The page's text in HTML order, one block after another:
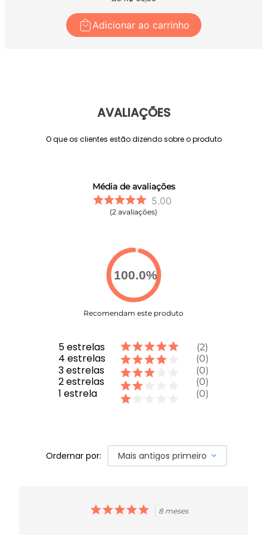
Adicionar ao carrinho
AVALIAÇÕES
O que os clientes estão dizendo sobre o produto
Média de avaliações
5.00
2 avaliações
100.0%
Recomendam este produto
5estrelas
4 estrelas
3estrelas
2estrelas
1 estrela
2
0
0
0
0
Ordernar por: Mais antigos primeiro
8 meses